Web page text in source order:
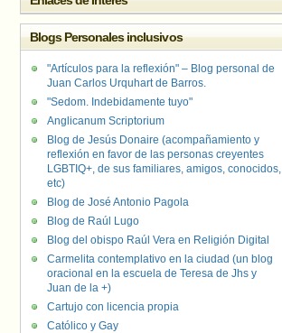
Blogs Personales inclusivos
"Artículos para la reflexión" – Blog personal de
Juan Carlos Urquhart de Barros.
"Sedom. Indebidamente tuyo"
Anglicanum Scriptorium
Blog de Jesús Donaire (acompañamiento y
reflexión en favor de las personas creyentes
LGBTIQ+, de sus familiares, amigos, conocidos,
etc)
Blog de José Antonio Pagola
Blog de Raúl Lugo
Blog del obispo Raúl Vera en Religión Digital
Carmelita contemplativo en la ciudad (un blog
oracional en la escuela de Teresa de Jhs y
Juan de la +)
Cartujo con licencia propia
Católico y Gay